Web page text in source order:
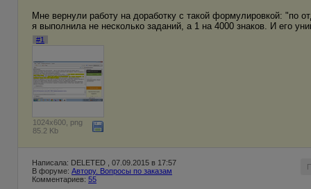
Мне вернули работу на доработку с такой формулировкой: "по
я выполнила не несколько заданий, а 1 на 4000 знаков. И его
#1
1024x600, png
85.2 Kb
Написала: DELETED , 07.09.2015 в 17:57
В форуме: Автору. Вопросы по заказам
Комментариев: 55